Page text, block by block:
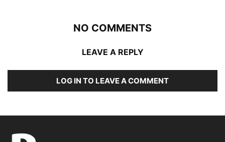
NO COMMENTS
LEAVE A REPLY
LOG IN TO LEAVE A COMMENT